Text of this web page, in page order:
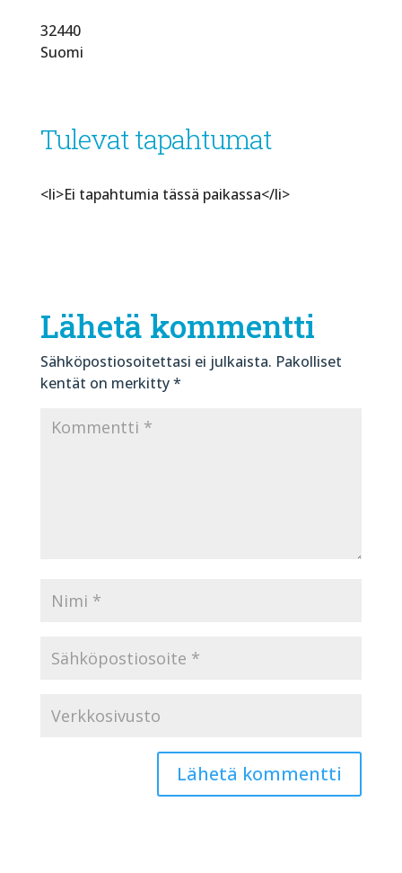
32440
Suomi
Tulevat tapahtumat
<li>Ei tapahtumia tässä paikassa</li>
Lähetä kommentti
Sähköpostiosoitettasi ei julkaista. Pakolliset
kentät on merkitty*